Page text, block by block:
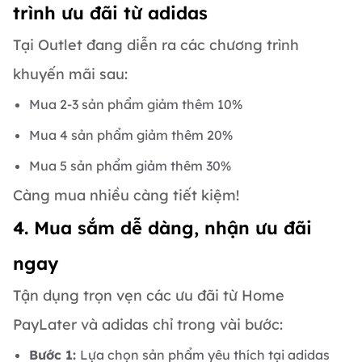
trình ưu đãi từ adidas
Tại Outlet đang diễn ra các chương trình
khuyến mãi sau:
Mua 2-3 sản phẩm giảm thêm 10%
Mua 4 sản phẩm giảm thêm 20%
Mua 5 sản phẩm giảm thêm 30%
Càng mua nhiều càng tiết kiệm!
4. Mua sắm dễ dàng, nhận ưu đãi
ngay
Tận dụng trọn vẹn các ưu đãi từ Home
PayLater và adidas chỉ trong vài bước:
Bước 1: Lựa chọn sản phẩm yêu thích tại adidas